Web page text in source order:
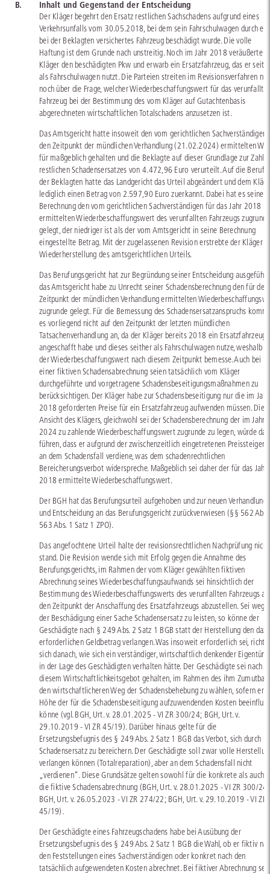
B. Inhalt und Gegenstand der Entscheidung
Der Kläger begehrt den Ersatz restlichen Sachschadens aufgrund eines
Verkehrsunfalls vom 30.05.2018, bei dem sein Fahrschulwagen durch ein
bei der Beklagten versichertes Fahrzeug beschädigt wurde. Die volle
Haftung ist dem Grunde nach unstreitig. Noch im Jahr 2018 veräußerte
Kläger den beschädigten Pkw und erwarb ein Ersatzfahrzeug, das er
als Fahrschulwagen nutzt. Die Parteien streiten im Revisionsverfahren nur
noch über die Frage, welcher Wiederbeschaffungswert für das verunfallte
Fahrzeug bei der Bestimmung des vom Kläger auf Gutachtenbasis
abgerechneten wirtschaftlichen Totalschadens anzusetzen ist.
Das Amtsgericht hatte insoweit den vom gerichtlichen Sachverständigen
den Zeitpunkt der mündlichen Verhandlung (21.02.2024) ermittelten
für maßgeblich gehalten und die Beklagte auf dieser Grundlage zur
restlichen Schadensersatzes von 4.472,96 Euro verurteilt. Auf die
der Beklagten hatte das Landgericht das Urteil abgeändert und dem
lediglich einen Betrag von 2.597,90 Euro zuerkannt. Dabei hat es seiner
Berechnung den vom gerichtlichen Sachverständigen für das Jahr 2018
ermittelten Wiederbeschaffungswert des verunfallten Fahrzeugs zugrunde
gelegt, der niedriger ist als der vom Amtsgericht in seine Berechnung
eingestellte Betrag. Mit der zugelassenen Revision erstrebte der Kläger
Wiederherstellung des amtsgerichtlichen Urteils.
Das Berufungsgericht hat zur Begründung seiner Entscheidung ausgeführt,
das Amtsgericht habe zu Unrecht seiner Schadensberechnung den für den
Zeitpunkt der mündlichen Verhandlung ermittelten
zugrunde gelegt. Für die Bemessung des Schadensersatzanspruchs
es vorliegend nicht auf den Zeitpunkt der letzten mündlichen
Tatsachenverhandlung an, da der Kläger bereits 2018 ein Ersatzfahrzeug
angeschafft habe und dieses seither als Fahrschulwagen nutze, weshalb
der Wiederbeschaffungswert nach diesem Zeitpunkt bemesse. Auch bei
einer fiktiven Schadensabrechnung seien tatsächlich vom Kläger
durchgeführte und vorgetragene Schadensbeseitigungsmaßnahmen zu
berücksichtigen. Der Kläger habe zur Schadensbeseitigung nur die im Jahr
2018 geforderten Preise für ein Ersatzfahrzeug aufwenden müssen. Die
Ansicht des Klägers, gleichwohl sei der Schadensberechnung der im Jahr
2024 zu zahlende Wiederbeschaffungswert zugrunde zu legen, würde
führen, dass er aufgrund der zwischenzeitlich eingetretenen
an dem Schadensfall verdiene, was dem schadenrechtlichen
Bereicherungsverbot widerspreche. Maßgeblich sei daher der für das Jahr
2018 ermittelte Wiederbeschaffungswert.
Der BGH hat das Berufungsurteil aufgehoben und zur neuen Verhandlung
und Entscheidung an das Berufungsgericht zurückverwiesen (§§ 562 Abs.
563 Abs. 1 Satz 1 ZPO).
Das angefochtene Urteil halte der revisionsrechtlichen Nachprüfung nicht
stand. Die Revision wende sich mit Erfolg gegen die Annahme des
Berufungsgerichts, im Rahmen der vom Kläger gewählten fiktiven
Abrechnung seines Wiederbeschaffungsaufwands sei hinsichtlich der
Bestimmung des Wiederbeschaffungswerts des verunfallten Fahrzeugs
den Zeitpunkt der Anschaffung des Ersatzfahrzeugs abzustellen. Sei
der Beschädigung einer Sache Schadensersatz zu leisten, so könne der
Geschädigte nach § 249 Abs. 2 Satz 1 BGB statt der Herstellung den dazu
erforderlichen Geldbetrag verlangen. Was insoweit erforderlich sei, richte
sich danach, wie sich ein verständiger, wirtschaftlich denkender
in der Lage des Geschädigten verhalten hätte. Der Geschädigte sei nach
diesem Wirtschaftlichkeitsgebot gehalten, im Rahmen des ihm
den wirtschaftlicheren Weg der Schadensbehebung zu wählen, sofern er
Höhe der für die Schadensbeseitigung aufzuwendenden Kosten
könne (vgl. BGH, Urt. v. 28.01.2025 - VI ZR 300/24; BGH, Urt. v.
29.10.2019 - VI ZR 45/19). Darüber hinaus gelte für die
Ersetzungsbefugnis des § 249 Abs. 2 Satz 1 BGB das Verbot, sich durch
Schadensersatz zu bereichern. Der Geschädigte soll zwar volle
verlangen können (Totalreparation), aber an dem Schadensfall nicht
„verdienen“. Diese Grundsätze gelten sowohl für die konkrete als auch
die fiktive Schadensabrechnung (BGH, Urt. v. 28.01.2025 - VI ZR 300/24;
BGH, Urt. v. 26.05.2023 - VI ZR 274/22; BGH, Urt. v. 29.10.2019 - VI ZR
45/19).
Der Geschädigte eines Fahrzeugschadens habe bei Ausübung der
Ersetzungsbefugnis des § 249 Abs. 2 Satz 1 BGB die Wahl, ob er fiktiv
den Feststellungen eines Sachverständigen oder konkret nach den
tatsächlich aufgewendeten Kosten abrechnet. Bei fiktiver Abrechnung sei